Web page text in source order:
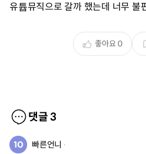
유튭뮤직으로 갈까 했는데 너무 불
좋아요0
댓글3
빠른언니